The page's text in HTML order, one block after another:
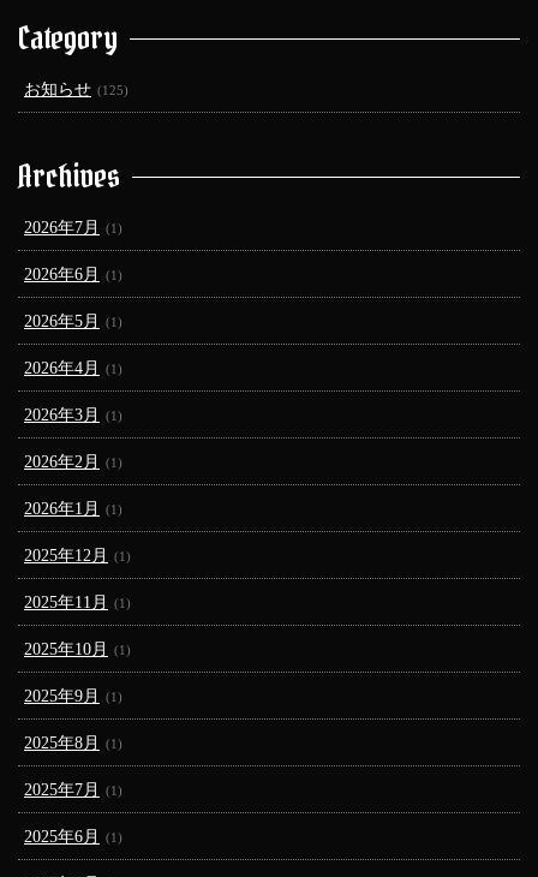
Category
お知らせ (125)
Archives
2026年7月 (1)
2026年6月 (1)
2026年5月 (1)
2026年4月 (1)
2026年3月 (1)
2026年2月 (1)
2026年1月 (1)
2025年12月 (1)
2025年11月 (1)
2025年10月 (1)
2025年9月 (1)
2025年8月 (1)
2025年7月 (1)
2025年6月 (1)